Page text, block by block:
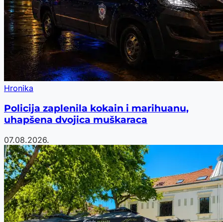
Hronika
Policija zaplenila kokain i marihuanu,
uhapšena dvojica muškaraca
07.08.2026.